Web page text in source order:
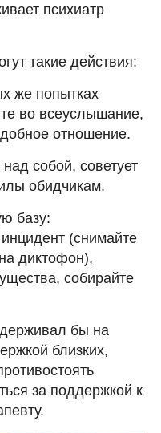
психиатр
такие действия:
же попытках
во всеуслышание,
отношение.
собой, советует
обидчикам.
базу:
(снимайте
диктофон),
собирайте
бы на
близких,
за поддержкой к